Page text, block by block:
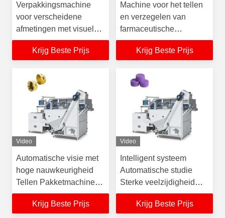
Verpakkingsmachine
voor verscheidene
afmetingen met visuele
tellingen voor de
cosmetische en
Krijg Beste Prijs
Machine voor het tellen
en verzegelen van
farmaceutische
flessendoppen met
visuele telling en
cosmetische doppen
Krijg Beste Prijs
Video
Automatische visie met
hoge nauwkeurigheid
Tellen Pakketmachine
Fleskappen Verpakken
Krijg Beste Prijs
Video
Intelligent systeem
Automatische studie
Sterke veelzijdigheid
Visuele telmachine
Verpakkingsmachine
Krijg Beste Prijs